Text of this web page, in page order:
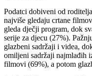
Podatci dobiveni od
najviše gledaju crtane
gleda dječji program, dok
serije za djecu (27%).
glazbeni sadržaji i videa,
omiljeni sadržaji najmlađih
filmovi (69%), a potom